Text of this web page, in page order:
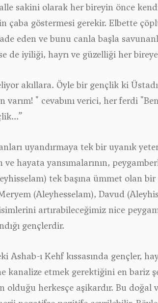
sakini olarak her bireyin önce
göstermesi gerekir. Elbette
eden ve bunu canla başla
de iyiliği, hayrı ve güzelliği her
akıllara. Öyle bir gençlik ki
" cevabını verici, her ferdi
uyandırmaya tek bir uyanık
hayata yansımalarının,
tek başına ümmet olan
(Aleyhesselam), Davud
artırabileceğimiz nice
gençlerdir.
Ashab-ı Kehf kıssasında gençler,
kanalize etmek gerektiğini en bariz
herkesçe aşikardır. Bu